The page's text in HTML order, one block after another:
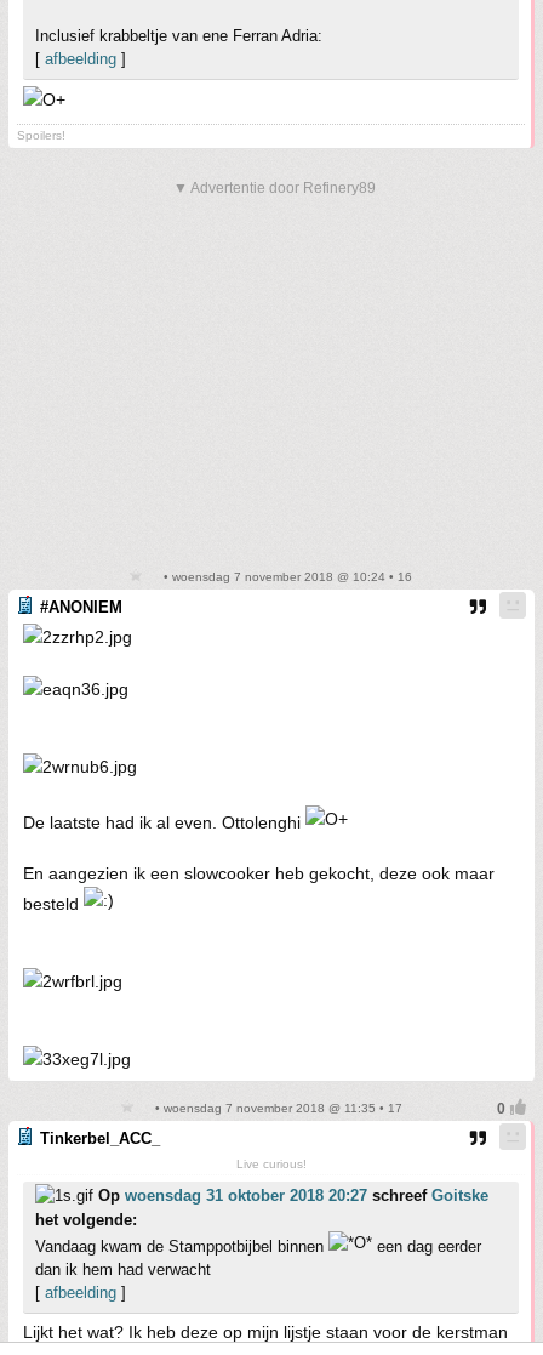
Inclusief krabbeltje van ene Ferran Adria:
[ afbeelding ]
Spoilers!
▼ Advertentie door Refinery89
• woensdag 7 november 2018 @ 10:24 • 16
#ANONIEM
De laatste had ik al even. Ottolenghi
En aangezien ik een slowcooker heb gekocht, deze ook maar
besteld
• woensdag 7 november 2018 @ 11:35 • 17
Tinkerbel_ACC_
Live curious!
Op woensdag 31 oktober 2018 20:27 schreef Goitske
het volgende:
Vandaag kwam de Stamppotbijbel binnen
een dag eerder
dan ik hem had verwacht
[ afbeelding ]
Lijkt het wat? Ik heb deze op mijn lijstje staan voor de kerstman